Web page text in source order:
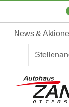
springen
News &